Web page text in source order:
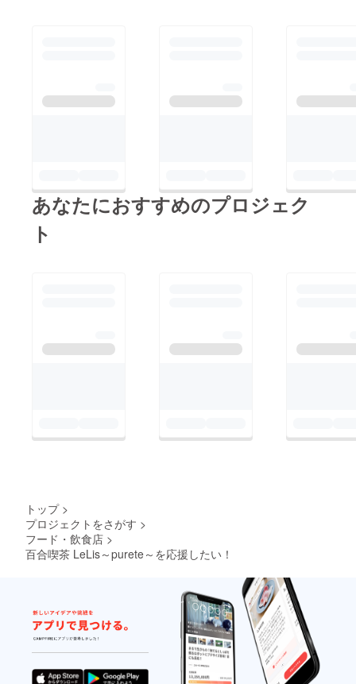
公式ツイッター
誠にありがとうござい
ました！一部リターン
LeLisをよろしくお願
あなたにおすすめのプロジェク
ト
トップ >
プロジェクトをさがす >
フード・飲食店 >
百合喫茶 LeLis～purete～を応援したい！